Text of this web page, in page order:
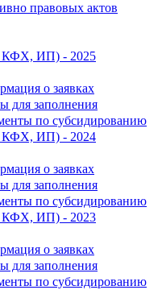
правовых актов
ИП) - 2025
о заявках
для заполнения
по субсидированию
ИП) - 2024
о заявках
для заполнения
по субсидированию
ИП) - 2023
о заявках
для заполнения
по субсидированию